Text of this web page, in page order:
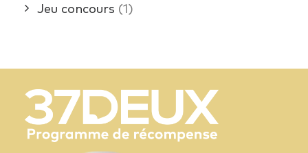
Jeu concours (1)